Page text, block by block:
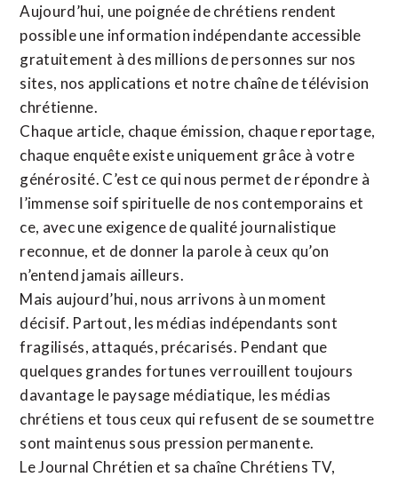
Aujourd’hui, une poignée de chrétiens rendent
possible une information indépendante accessible
gratuitement à des millions de personnes sur nos
sites, nos applications et notre chaîne de télévision
chrétienne.
Chaque article, chaque émission, chaque reportage,
chaque enquête existe uniquement grâce à votre
générosité. C’est ce qui nous permet de répondre à
l’immense soif spirituelle de nos contemporains et
ce, avec une exigence de qualité journalistique
reconnue, et de donner la parole à ceux qu’on
n’entend jamais ailleurs.
Mais aujourd’hui, nous arrivons à un moment
décisif. Partout, les médias indépendants sont
fragilisés, attaqués, précarisés. Pendant que
quelques grandes fortunes verrouillent toujours
davantage le paysage médiatique, les médias
chrétiens et tous ceux qui refusent de se soumettre
sont maintenus sous pression permanente.
Le Journal Chrétien et sa chaîne Chrétiens TV,